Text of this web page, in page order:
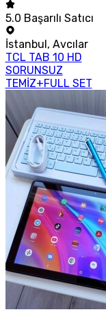
5.0 Başarılı Satıcı
İstanbul , Avcılar
TCL TAB 10 HD
SORUNSUZ
TEMİZ+FULL SET